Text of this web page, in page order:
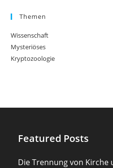
Themen
Wissenschaft
Mysteriöses
Kryptozoologie
Featured Posts
Die Trennung von Kirche